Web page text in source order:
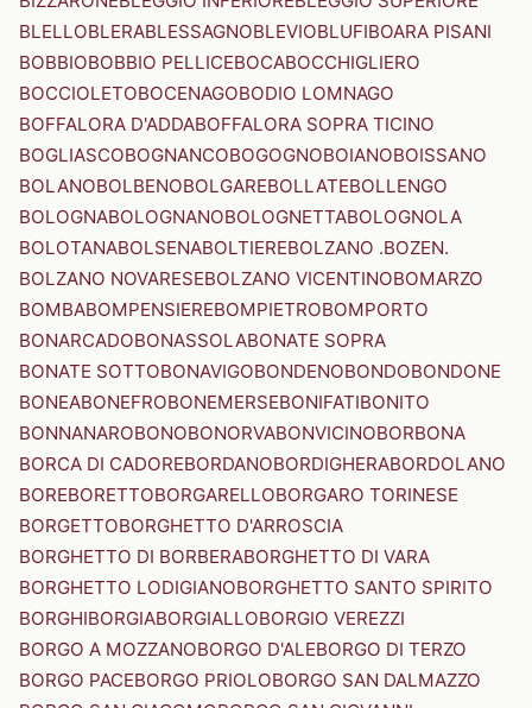
BLELLOBLERABLESSAGNOBLEVIOBLUFIBOARA PISANI
BOBBIOBOBBIO PELLICEBOCABOCCHIGLIERO
BOCCIOLETOBOCENAGOBODIO LOMNAGO
BOFFALORA D'ADDABOFFALORA SOPRA TICINO
BOGLIASCOBOGNANCOBOGOGNOBOIANOBOISSANO
BOLANOBOLBENOBOLGAREBOLLATEBOLLENGO
BOLOGNABOLOGNANOBOLOGNETTABOLOGNOLA
BOLOTANABOLSENABOLTIEREBOLZANO .BOZEN.
BOLZANO NOVARESEBOLZANO VICENTINOBOMARZO
BOMBABOMPENSIEREBOMPIETROBOMPORTO
BONARCADOBONASSOLABONATE SOPRA
BONATE SOTTOBONAVIGOBONDENOBONDOBONDONE
BONEABONEFROBONEMERSEBONIFATIBONITO
BONNANAROBONOBONORVABONVICINOBORBONA
BORCA DI CADOREBORDANOBORDIGHERABORDOLANO
BOREBORETTOBORGARELLOBORGARO TORINESE
BORGETTOBORGHETTO D'ARROSCIA
BORGHETTO DI BORBERABORGHETTO DI VARA
BORGHETTO LODIGIANOBORGHETTO SANTO SPIRITO
BORGHIBORGIABORGIALLOBORGIO VEREZZI
BORGO A MOZZANOBORGO D'ALEBORGO DI TERZO
BORGO PACEBORGO PRIOLOBORGO SAN DALMAZZO